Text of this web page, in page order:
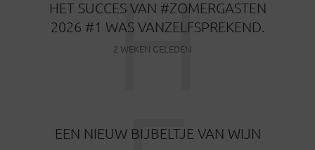
HET SUCCES VAN #ZOMERGASTEN
2026 #1 WAS VANZELFSPREKEND.
2 WEKEN GELEDEN
H
EEN NIEUW BIJBELTJE VAN WIJN